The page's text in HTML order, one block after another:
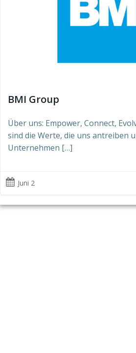
BMI Group
Über uns: Empower, Connect,
sind die Werte, die uns antreiben
Unternehmen […]
Juni 2